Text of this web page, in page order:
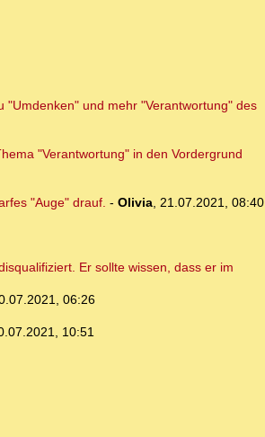
"Umdenken" und mehr "Verantwortung" des
"Verantwortung" in den Vordergrund
"Auge" drauf. - Olivia, 21.07.2021, 08:40
Er sollte wissen, dass er im
06:26
10:51